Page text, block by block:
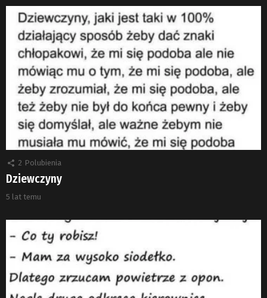
2 Polubienia
Dziewczyny
5 lat temu